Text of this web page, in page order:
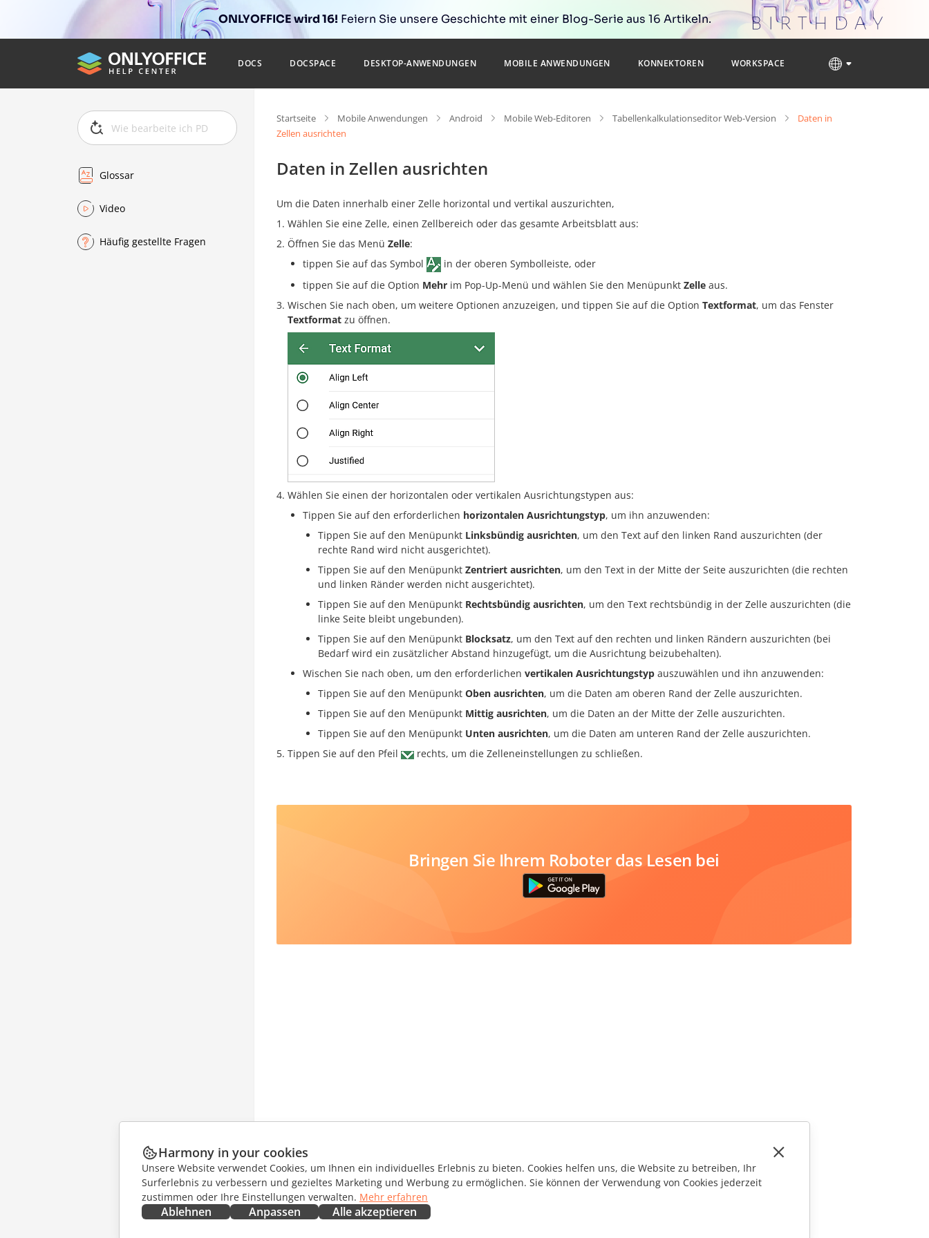
ONLYOFFICE wird 16! Feiern Sie unsere Geschichte mit einer Blog-Serie aus 16 Artikeln.
DOCS DOCSPACE DESKTOP-ANWENDUNGEN MOBILE ANWENDUNGEN KONNEKTOREN WORKSPACE
Glossar
Video
Häufig gestellte Fragen
Startseite Mobile Anwendungen Android Mobile Web-Editoren Tabellenkalkulationseditor Web-Version
Daten in
Zellen ausrichten
Daten in Zellen ausrichten
Um die Daten innerhalb einer Zelle horizontal und vertikal auszurichten,
Wählen Sie eine Zelle, einen Zellbereich oder das gesamte Arbeitsblatt aus:
Öffnen Sie das Menü Zelle:
tippen Sie auf das Symbol
in der oberen Symbolleiste, oder
tippen Sie auf die Option Mehr im Pop-Up-Menü und wählen Sie den Menüpunkt Zelle aus.
Wischen Sie nach oben, um weitere Optionen anzuzeigen, und tippen Sie auf die Option Textformat, um das Fenster
Textformat zu öffnen.
Wählen Sie einen der horizontalen oder vertikalen Ausrichtungstypen aus:
Tippen Sie auf den erforderlichen horizontalen Ausrichtungstyp, um ihn anzuwenden:
Tippen Sie auf den Menüpunkt Linksbündig ausrichten, um den Text auf den linken Rand auszurichten (der
rechte Rand wird nicht ausgerichtet).
Tippen Sie auf den Menüpunkt Zentriert ausrichten, um den Text in der Mitte der Seite auszurichten (die rechten
und linken Ränder werden nicht ausgerichtet).
Tippen Sie auf den Menüpunkt Rechtsbündig ausrichten, um den Text rechtsbündig in der Zelle auszurichten (die
linke Seite bleibt ungebunden).
Tippen Sie auf den Menüpunkt Blocksatz, um den Text auf den rechten und linken Rändern auszurichten (bei
Bedarf wird ein zusätzlicher Abstand hinzugefügt, um die Ausrichtung beizubehalten).
Wischen Sie nach oben, um den erforderlichen vertikalen Ausrichtungstyp auszuwählen und ihn anzuwenden:
Tippen Sie auf den Menüpunkt Oben ausrichten, um die Daten am oberen Rand der Zelle auszurichten.
Tippen Sie auf den Menüpunkt Mittig ausrichten, um die Daten an der Mitte der Zelle auszurichten.
Tippen Sie auf den Menüpunkt Unten ausrichten, um die Daten am unteren Rand der Zelle auszurichten.
Tippen Sie auf den Pfeil
rechts, um die Zelleneinstellungen zu schließen.
Bringen Sie Ihrem Roboter das Lesen bei
Harmony in your cookies
Unsere Website verwendet Cookies, um Ihnen ein individuelles Erlebnis zu bieten. Cookies helfen uns, die Website zu betreiben, Ihr
Surferlebnis zu verbessern und gezieltes Marketing und Werbung zu ermöglichen. Sie können der Verwendung von Cookies jederzeit
zustimmen oder Ihre Einstellungen verwalten. Mehr erfahren
Ablehnen Anpassen Alle akzeptieren